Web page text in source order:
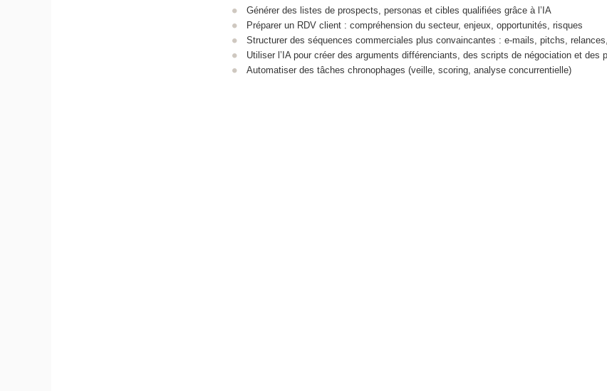
Générer des listes de prospects, personas et cibles qualifiées grâce à l’IA
Préparer un RDV client : compréhension du secteur, enjeux, opportunités, risques
Structurer des séquences commerciales plus convaincantes : e-mails, pitchs,
Utiliser l’IA pour créer des arguments différenciants, des scripts de négociation et des
Automatiser des tâches chronophages (veille, scoring, analyse concurrentielle)